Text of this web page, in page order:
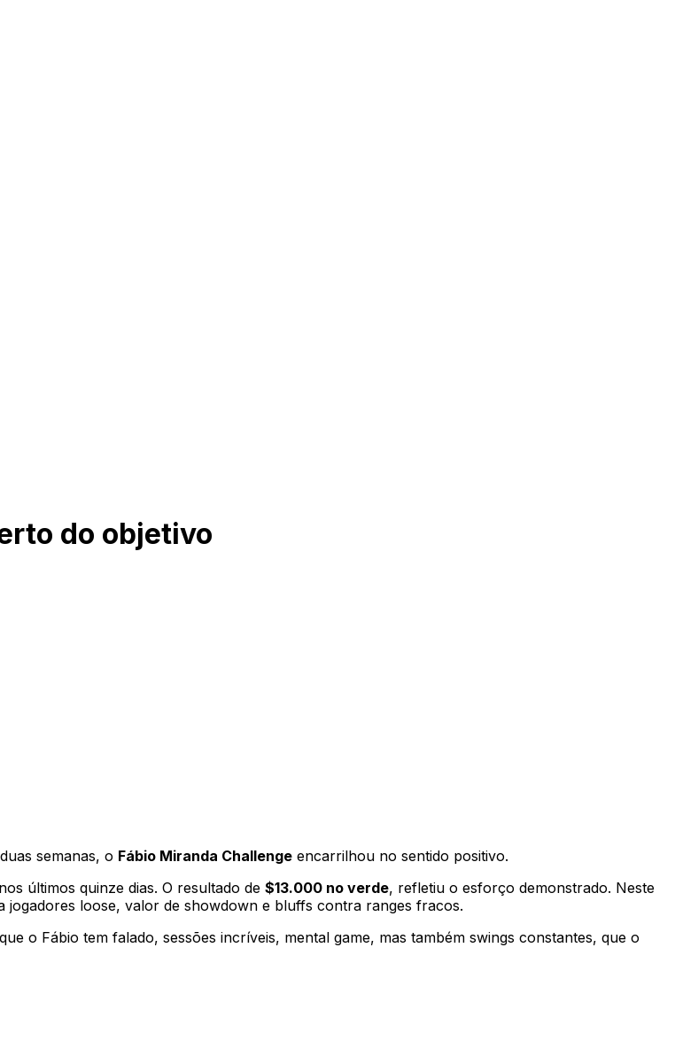
do objetivo
semanas, o Fábio Miranda Challenge encarrilhou no sentido positivo.
últimos quinze dias. O resultado de $13.000 no verde, refletiu o esforço demonstrado. Neste
loose, valor de showdown e bluffs contra ranges fracos.
o Fábio tem falado, sessões incríveis, mental game, mas também swings constantes, que o